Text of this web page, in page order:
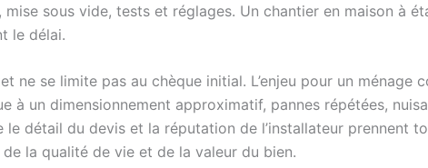
sous vide, tests et réglages. Un chantier en maison à
le délai.
ne se limite pas au chèque initial. L’enjeu pour un ménage
à un dimensionnement approximatif, pannes répétées,
le détail du devis et la réputation de l’installateur
la qualité de vie et de la valeur du bien.